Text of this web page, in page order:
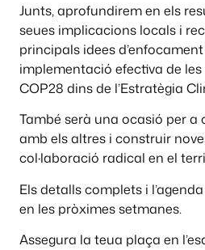
Junts, aprofundirem en els
seues implicacions locals i
principals idees
implementació efectiva de
COP28 dins de l’Estratègia
També serà una ocasió per a
amb els altres i construir
col·laboració radical en el
Els detalls complets i
en les pròximes setmanes.
Assegura la teua plaça en